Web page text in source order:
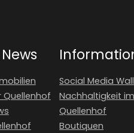
Quellenhof
Social Media Wall
Nachhaltigkeit im
Quellenhof
Boutiquen